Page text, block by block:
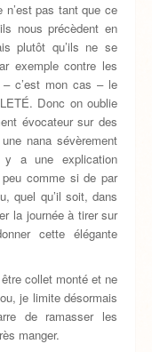
n’est pas tant que ce
nous précèdent en
plutôt qu’ils ne se
exemple contre les
c’est mon cas – le
Donc on oublie
évocateur sur des
nana sévèrement
y a une explication
comme si de par
quel qu’il soit, dans
la journée à tirer sur
cette élégante
collet monté et ne
je limite désormais
de ramasser les
manger.